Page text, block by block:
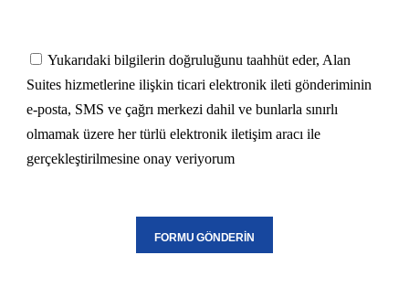
Yukarıdaki bilgilerin doğruluğunu taahhüt eder, Alan
Suites hizmetlerine ilişkin ticari elektronik ileti gönderiminin
e-posta, SMS ve çağrı merkezi dahil ve bunlarla sınırlı
olmamak üzere her türlü elektronik iletişim aracı ile
gerçekleştirilmesine onay veriyorum
FORMU GÖNDERİN